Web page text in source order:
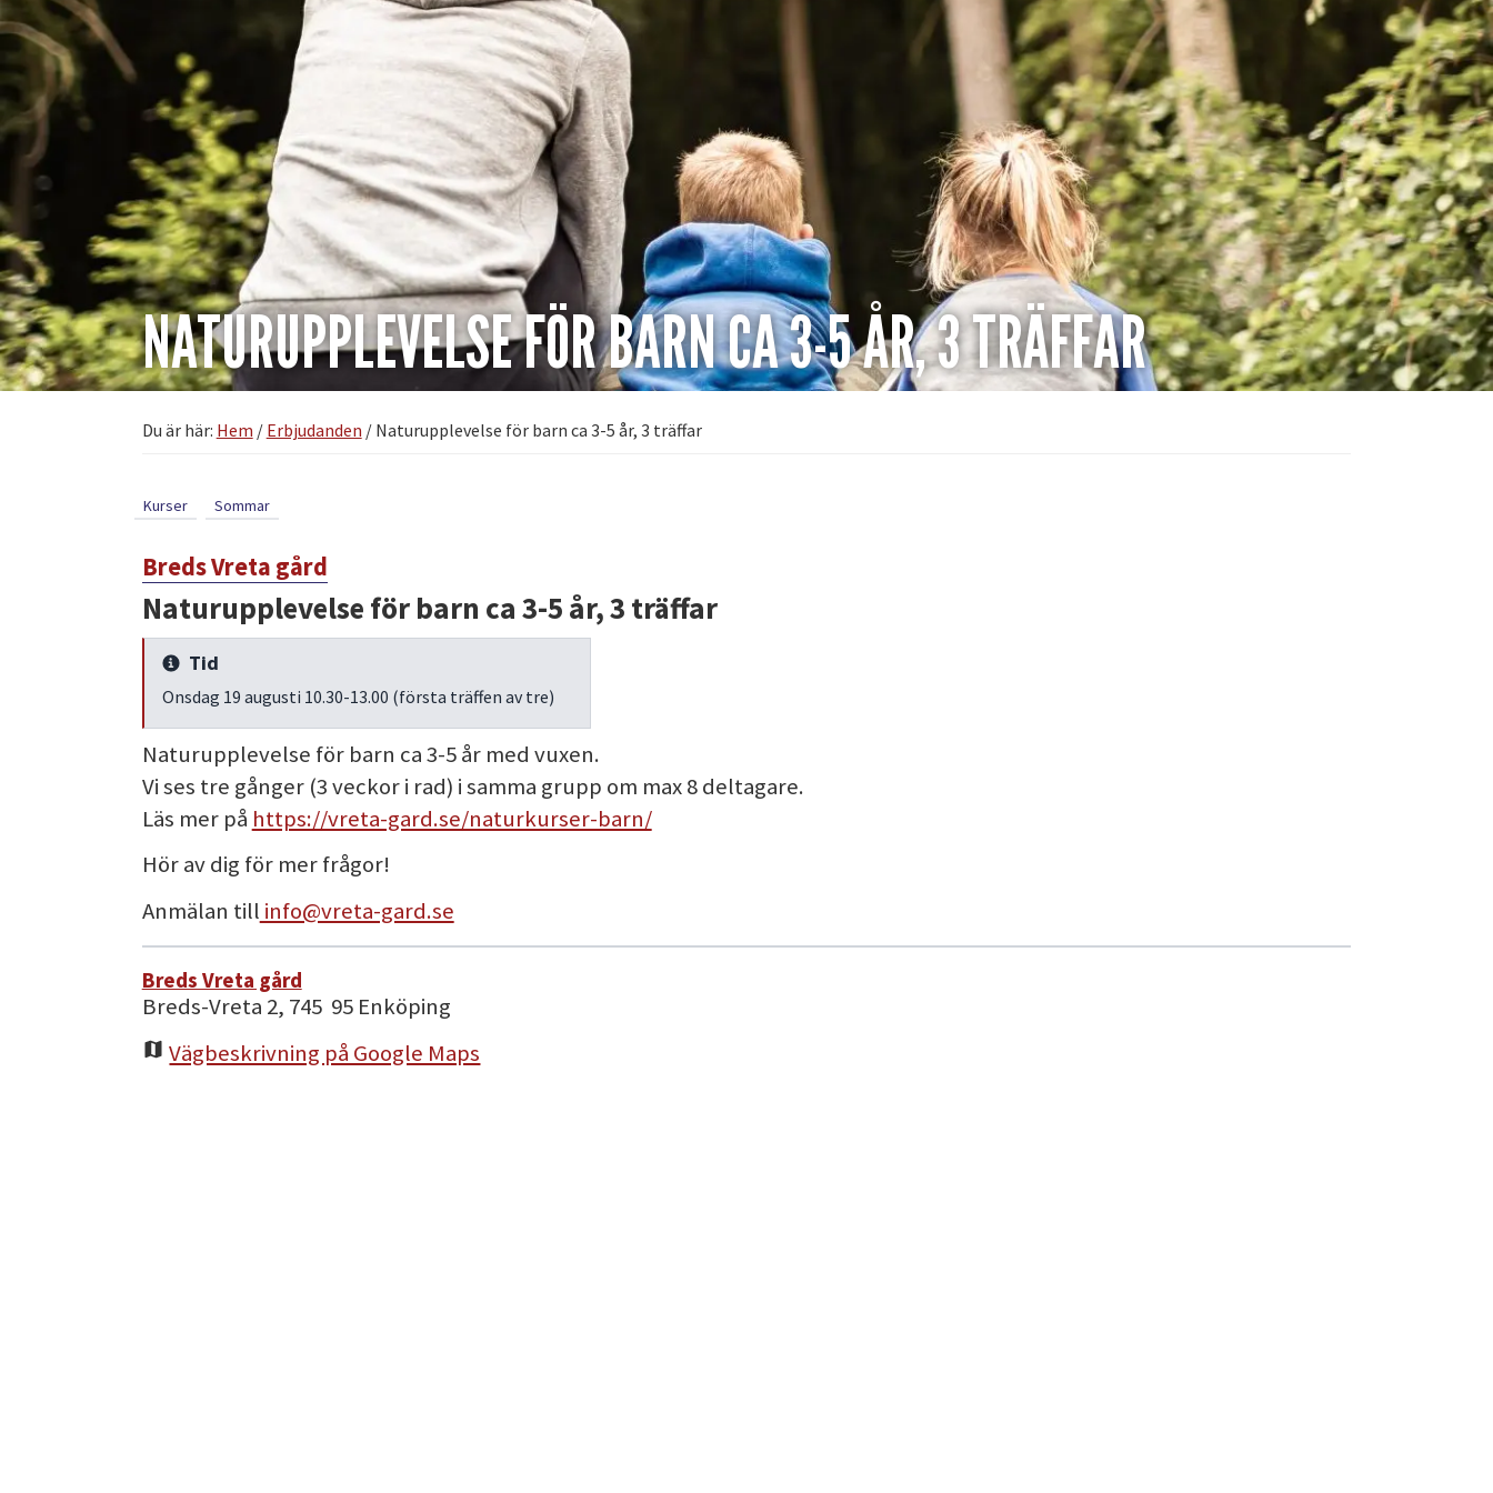
NATURUPPLEVELSE FÖR BARN CA 3-5 ÅR, 3 TRÄFFAR
Du är här: Hem / Erbjudanden /Naturupplevelse för barn ca 3-5 år, 3 träffar
Kurser Sommar
Breds Vreta gård
Naturupplevelse för barn ca 3-5 år, 3 träffar
InfoTid
Onsdag 19 augusti 10.30-13.00 (första träffen av tre)
Naturupplevelse för barn ca 3-5 år med vuxen.
Vi ses tre gånger (3 veckor i rad) i samma grupp om max 8 deltagare.
Läs mer på https://vreta-gard.se/naturkurser-barn/
Hör av dig för mer frågor!
Anmälan till info@vreta-gard.se
Breds Vreta gård
Breds-Vreta 2, 745 95 Enköping
Vägbeskrivning på Google Maps